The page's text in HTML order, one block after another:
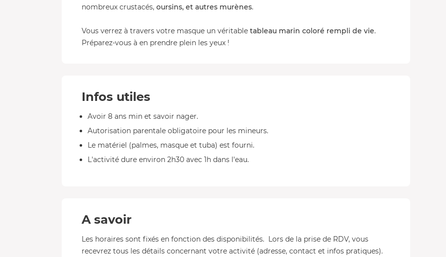
nombreux crustacés, oursins, et autres murènes.
Vous verrez à travers votre masque un véritable tableau marin coloré rempli de vie.
Préparez-vous à en prendre plein les yeux !
Infos utiles
Avoir 8 ans min et savoir nager.
Autorisation parentale obligatoire pour les mineurs.
Le matériel (palmes, masque et tuba) est fourni.
L'activité dure environ 2h30 avec 1h dans l'eau.
A savoir
Les horaires sont fixés en fonction des disponibilités. Lors de la prise de RDV, vous
recevrez tous les détails concernant votre activité (adresse, contact et infos pratiques).